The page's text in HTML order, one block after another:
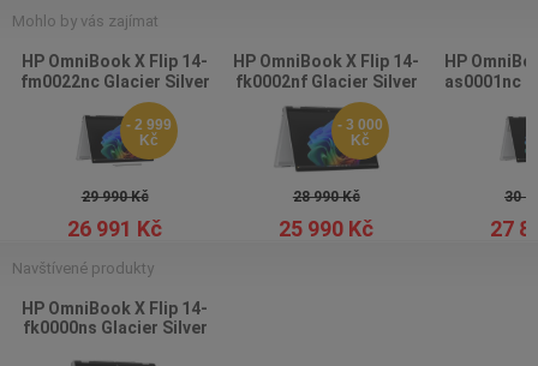
Mohlo by vás zajímat
HP OmniBook X Flip 14-
fm0022nc Glacier Silver
- 2 999
Kč
29 990 Kč
26 991 Kč
HP OmniBook X Flip 14-
fk0002nf Glacier Silver
- 3 000
Kč
28 990 Kč
25 990 Kč
HP
as0001nc
30
27
Navštívené produkty
HP OmniBook X Flip 14-
fk0000ns Glacier Silver